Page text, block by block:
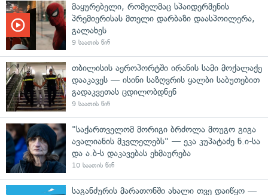
მაყურებელი, რომელმაც სპაიდერმენის
პრემიერისას მთელი დარბაზი დაასპოილერა,
გალახეს
9 საათის წინ
თბილისის აეროპორტში ირანის სამი მოქალაქე
დააკავეს — ისინი საზღვრის ყალბი საბუთებით
გადაკვეთას ცდილობდნენ
9 საათის წინ
"საქართველომ მორიგი ბრძოლა მოუგო გიგა
ავალიანის მკვლელებს" — ეკა კუპატაძე ნ.ი-სა
და ა.ბ-ს დაკავებას ეხმაურება
10 საათის წინ
საგანძურის მარათონში ახალი თვე დაიწყო —